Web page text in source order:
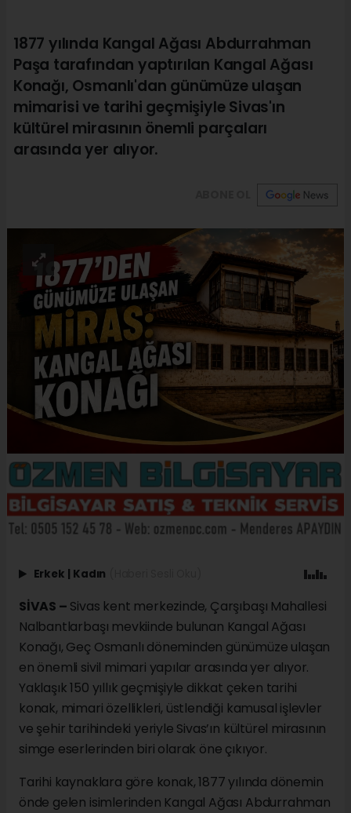
1877 yılında Kangal Ağası Abdurrahman
Paşa tarafından yaptırılan Kangal Ağası
Konağı, Osmanlı'dan günümüze ulaşan
mimarisi ve tarihi geçmişiyle Sivas'ın
kültürel mirasının önemli parçaları
arasında yer alıyor.
Erkek Kadın
SİVAS – Sivas kent merkezinde, Çarşıbaşı Mahallesi
Nalbantlarbaşı mevkiinde bulunan Kangal Ağası
Konağı, Geç Osmanlı döneminden günümüze ulaşan
en önemli sivil mimari yapılar arasında yer alıyor.
Yaklaşık 150 yıllık geçmişiyle dikkat çeken tarihi
konak, mimari özellikleri, üstlendiği kamusal işlevler
ve şehir tarihindeki yeriyle Sivas’ın kültürel mirasının
simge eserlerinden biri olarak öne çıkıyor.
Tarihi kaynaklara göre konak, 1877 yılında dönemin
önde gelen isimlerinden Kangal Ağası Abdurrahman